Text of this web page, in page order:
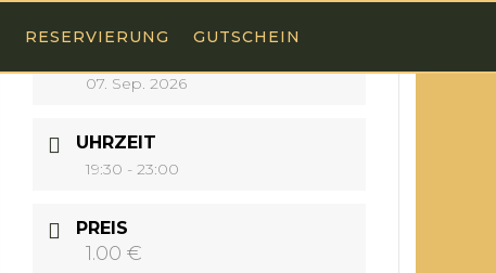
RESERVIERUNG GUTSCHEIN
07. Sep. 2026
UHRZEIT
19:30 - 23:00
PREIS
1.00 €